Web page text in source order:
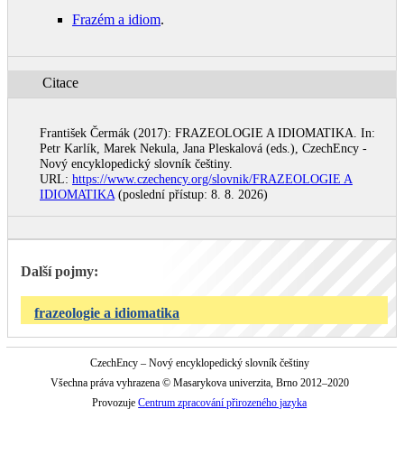
Frazém a idiom.
Citace
František Čermák (2017): FRAZEOLOGIE A IDIOMATIKA. In:
Petr Karlík, Marek Nekula, Jana Pleskalová (eds.), CzechEncy -
Nový encyklopedický slovník češtiny.
URL: https://www.czechency.org/slovnik/FRAZEOLOGIE A
IDIOMATIKA (poslední přístup: 8. 8. 2026)
Další pojmy:
frazeologie a idiomatika
CzechEncy – Nový encyklopedický slovník češtiny
Všechna práva vyhrazena © Masarykova univerzita, Brno 2012–2020
ProvozujeCentrum zpracování přirozeného jazyka